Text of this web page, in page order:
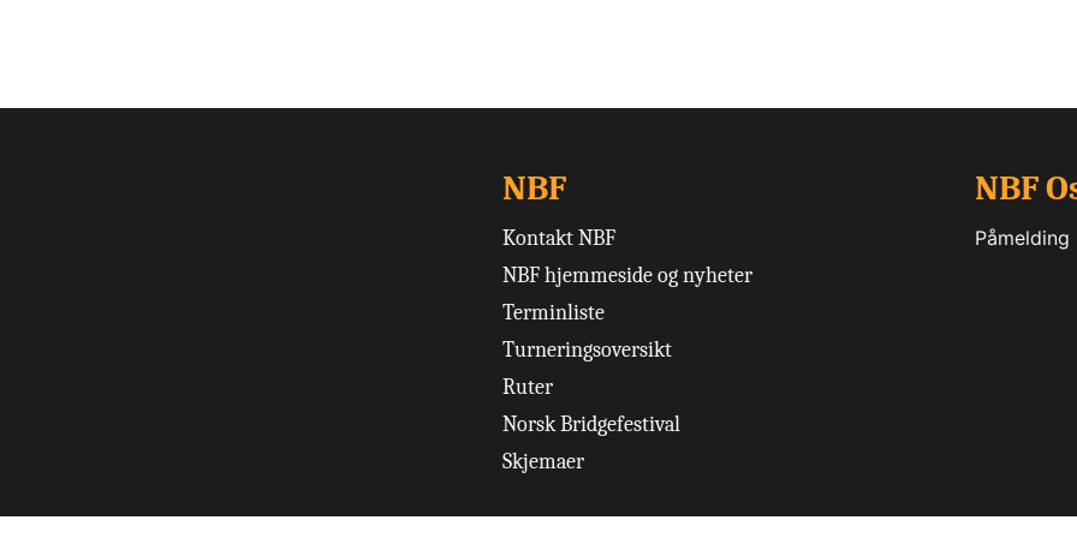
NBF
Kontakt NBF
NBF hjemmeside og nyheter
Terminliste
Turneringsoversikt
Ruter
Norsk Bridgefestival
Skjemaer
NBF
Påmelding